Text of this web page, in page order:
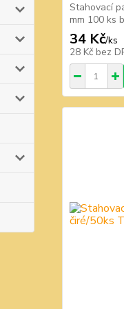
Stahovací
mm 100 ks
34 Kč/ks
28 Kč bez